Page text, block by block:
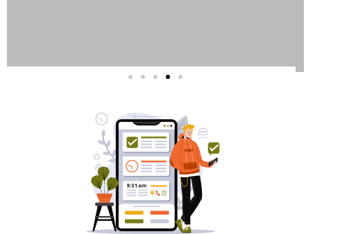
שירותי פרסום
וקידום
באינטרנט
בעל/ת עסק? סוכנות ניהול
מוניטין לקידום, שיווק ופרסום
באינטרנט כאן עבורך!